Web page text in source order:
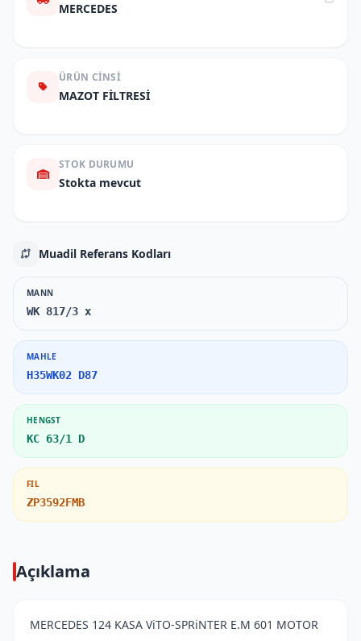
MERCEDES
ÜRÜN CINSI
MAZOT FİLTRESİ
STOK DURUMU
Stokta mevcut
Muadil Referans Kodları
MANN
WK 817/3 x
MAHLE
H35WK02 D87
HENGST
KC 63/1 D
FIL
ZP3592FMB
Açıklama
MERCEDES 124 KASA ViTO-SPRiNTER E.M 601 MOTOR